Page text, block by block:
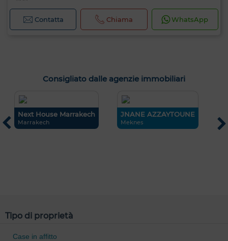
Contatta Chiama WhatsApp
Consigliato dalle agenzie immobiliari
Next House Marrakech
Marrakech
JNANE AZZAYTOUNE
Meknes
Tipo di proprietà
Case in affitto